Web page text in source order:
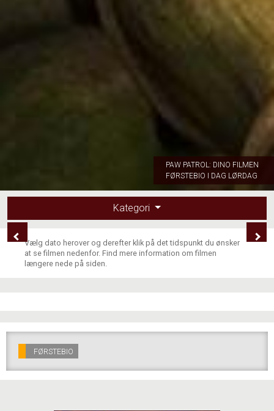
PAW PATROL: DINO FILMEN
FØRSTEBIO I DAG LØRDAG
Kategori
Vælg dato herover og derefter klik på det tidspunkt du ønsker
at se filmen nedenfor. Find mere information om filmen
længere nede på siden.
FØRSTEBIO